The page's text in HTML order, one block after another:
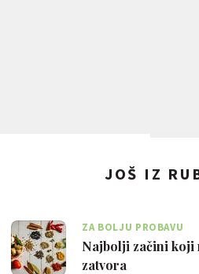
JOŠ IZ
ZA BOLJU PROBAVU
Najbolji začini koji
zatvora